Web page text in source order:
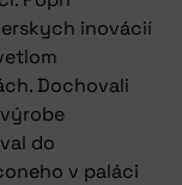
inovácií
Dochovali
do
v paláci